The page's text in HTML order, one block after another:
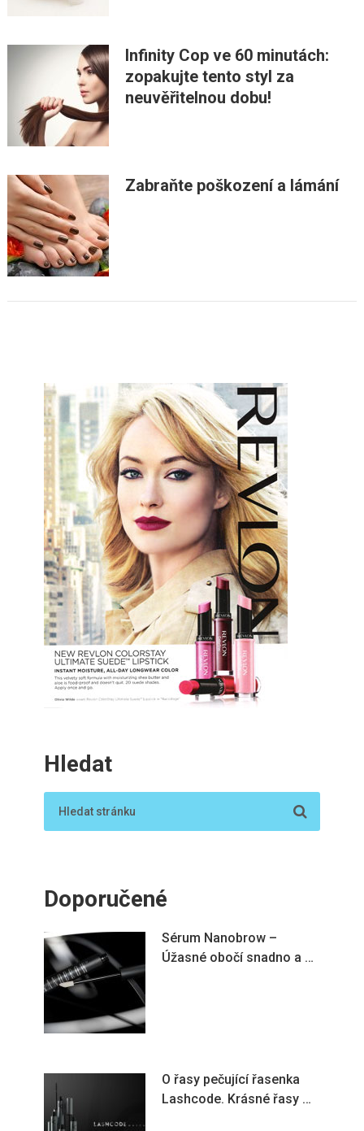
Infinity Cop ve 60 minutách:
zopakujte tento styl za
neuvěřitelnou dobu!
Zabraňte poškození a lámání
Hledat
Doporučené
Sérum Nanobrow –
Úžasné obočí snadno a …
O řasy pečující řasenka
Lashcode. Krásné řasy …